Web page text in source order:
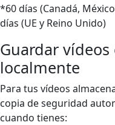
*60 días (Canadá,
días (UE y Reino Unido)
Guardar
localmente
Para tus vídeos
copia de seguridad
cuando tienes: